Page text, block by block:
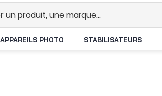
APPAREILS PHOTO STABILISATEURS